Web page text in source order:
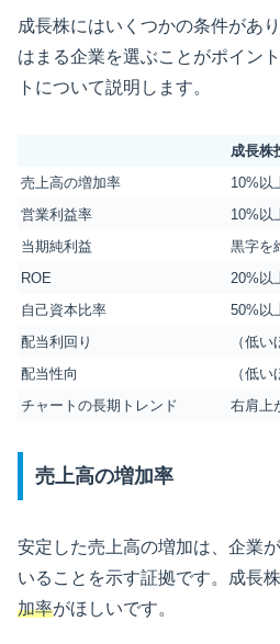
成長株にはいくつかの条件があ
はまる企業を選ぶことがポイン
トについて説明します。
成長株
売上高の増加率
10%以
営業利益率
10%以
当期純利益
黒字を
ROE
20%以
自己資本比率
50%以
配当利回り
（低い
配当性向
（低い
チャートの長期トレンド
右肩上
売上高の増加率
安定した売上高の増加は、企業
いることを示す証拠です。成長
加率がほしいです。